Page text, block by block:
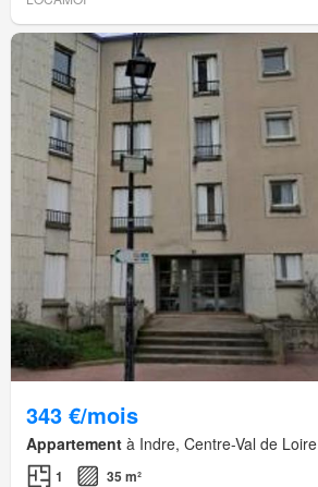
343 €/mois
Appartement à Indre, Centre-Val de Loire
1 35 m²